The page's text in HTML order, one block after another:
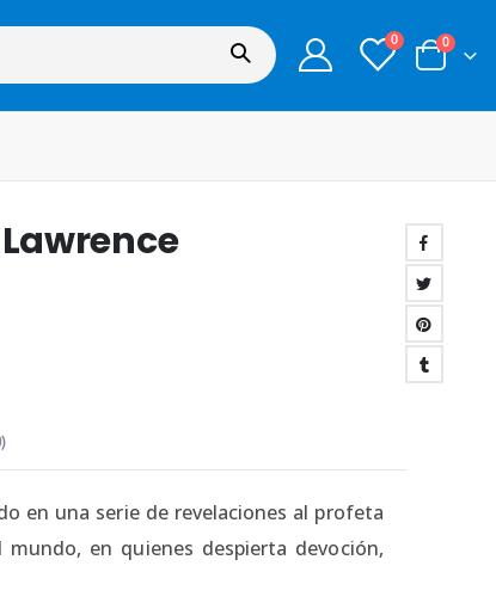
0 0
en una serie de revelaciones al profeta
en quienes despierta devoción,